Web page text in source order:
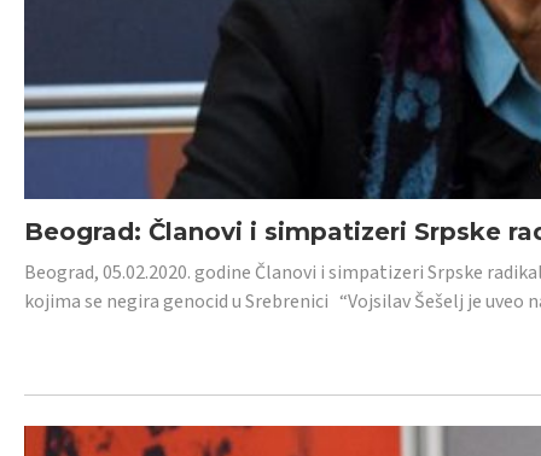
Beograd: Članovi i simpatizeri Srpske
Beograd, 05.02.2020. godine Članovi i simpatizeri Srpske
kojima se negira genocid u Srebrenici “Vojsilav Šešelj je uveo